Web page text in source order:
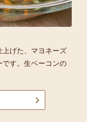
上げた、マヨネーズ
す。生ベーコンの